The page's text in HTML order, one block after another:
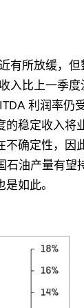
有所放缓，
入比上一季
利润率仍
稳定收入将
确定性，因
石油产量有
如此。